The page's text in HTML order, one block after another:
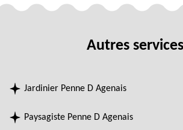
Autres services
Jardinier Penne D Agenais
Paysagiste Penne D Agenais